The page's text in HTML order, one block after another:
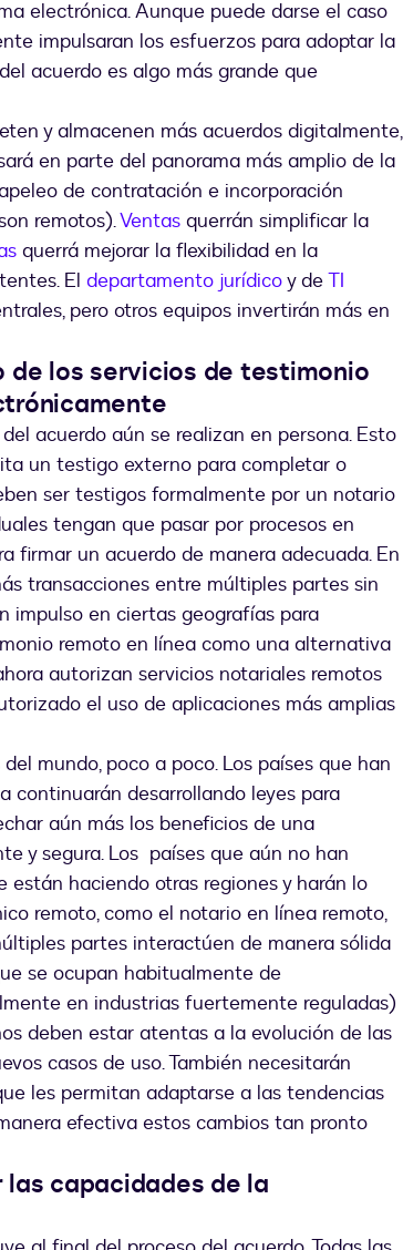
electrónica. Aunque puede darse el caso
impulsaran los esfuerzos para adoptar la
acuerdo es algo más grande que
y almacenen más acuerdos digitalmente,
en parte del panorama más amplio de la
de contratación e incorporación
remotos).Ventas querrán simplificar la
querrá mejorar la flexibilidad en la
El departamento jurídicoy deTI
pero otros equipos invertirán más en
de los servicios de testimonio
acuerdo aún se realizan en persona. Esto
un testigo externo para completar o
ser testigos formalmente por un notario
tengan que pasar por procesos en
firmar un acuerdo de manera adecuada. En
transacciones entre múltiples partes sin
impulso en ciertas geografías para
remoto en línea como una alternativa
autorizan servicios notariales remotos
el uso de aplicaciones más amplias
mundo, poco a poco. Los países que han
desarrollando leyes para
aún más los beneficios de una
y segura. Los países que aún no han
haciendo otras regiones y harán lo
remoto, como el notario en línea remoto,
partes interactúen de manera sólida
se ocupan habitualmente de
en industrias fuertemente reguladas)
deben estar atentas a la evolución de las
casos de uso. También necesitarán
les permitan adaptarse a las tendencias
efectiva estos cambios tan pronto
capacidades de la